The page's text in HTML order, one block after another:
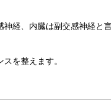
経、内臓は副交感神経と
を整えます。